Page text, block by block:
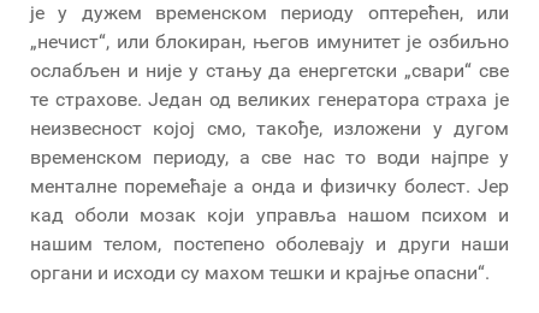
је у дужем временском периоду оптерећен, или
„нечист“, или блокиран, његов имунитет је озбиљно
ослабљен и није у стању да енергетски „свари“ све
те страхове. Један од великих генератора страха је
неизвесност којој смо, такође, изложени у дугом
временском периоду, а све нас то води најпре у
менталне поремећаје а онда и физичку болест. Јер
кад оболи мозак који управља нашом психом и
нашим телом, постепено оболевају и други наши
органи и исходи су махом тешки и крајње опасни“.